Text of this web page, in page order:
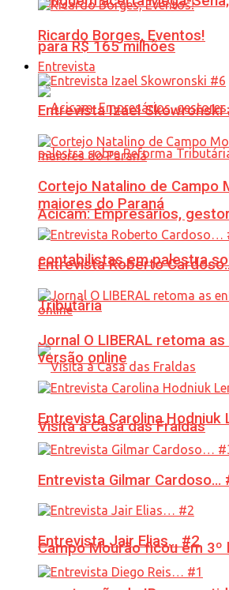
para R$ 165 milhões
Acicam: Empresários,
contabilistas em palestra
Tributária
Visita à Casa das Fraldas
Campo Mourão ficou em 3º
Ricardo Borges, Eventos!
Entrevista
Entrevista Izael Skowronski
Cortejo Natalino de Campo
maiores do Paraná
Entrevista Roberto
Jornal O LIBERAL retoma
versão online
Entrevista Carolina Hodniuk
Entrevista Gilmar Cardoso…
Entrevista Jair Elias… #2